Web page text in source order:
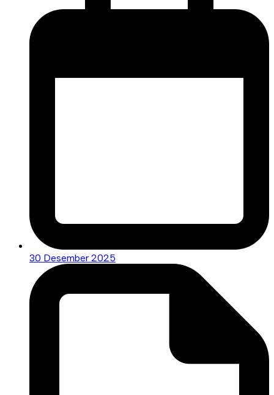
30 Desember 2025